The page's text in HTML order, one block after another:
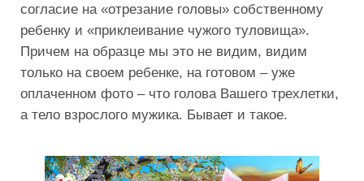
согласие на «отрезание головы» собственному
ребенку и «приклеивание чужого туловища».
Причем на образце мы это не видим, видим
только на своем ребенке, на готовом – уже
оплаченном фото – что голова Вашего трехлетки,
а тело взрослого мужика. Бывает и такое.